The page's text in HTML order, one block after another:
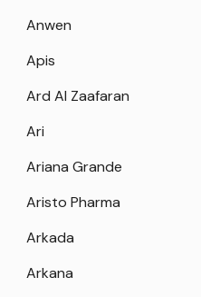
Anwen
Apis
Ard Al Zaafaran
Ari
Ariana Grande
Aristo Pharma
Arkada
Arkana